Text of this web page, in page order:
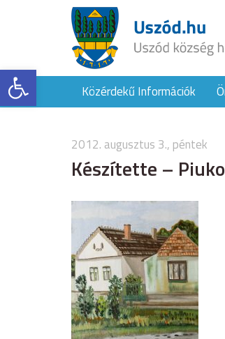
Eszköztár megnyitásaKözérdekű Információk
2012. augusztus 3., péntek
Készítette –